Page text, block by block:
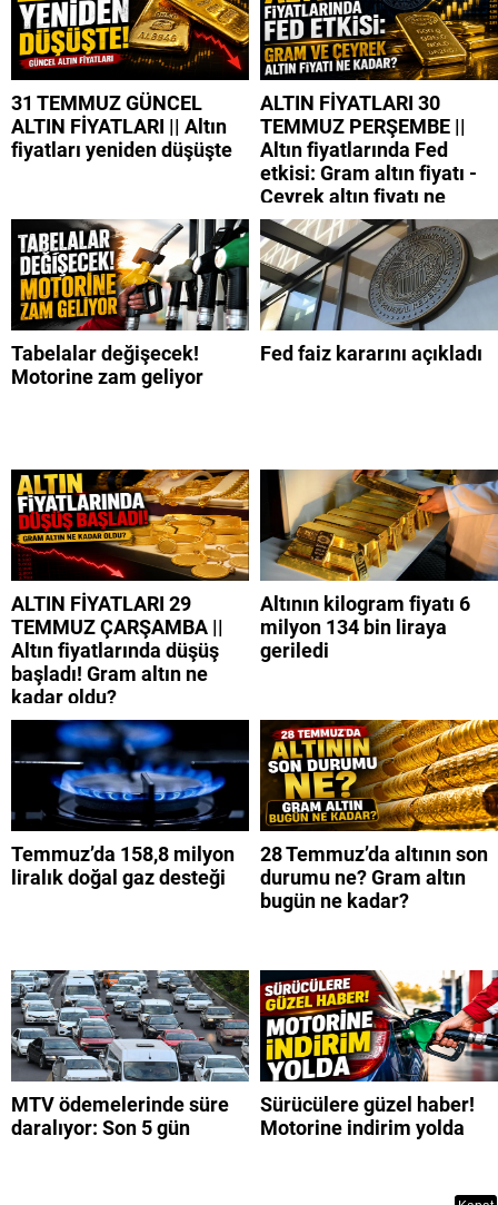
31 TEMMUZ GÜNCEL
ALTIN FİYATLARI || Altın
fiyatları yeniden düşüşte
ALTIN FİYATLARI 30
TEMMUZ PERŞEMBE ||
Altın fiyatlarında Fed
etkisi: Gram altın fiyatı -
Çeyrek altın fiyatı ne
kadar?
Tabelalar değişecek!
Motorine zam geliyor
Fed faiz kararını açıkladı
ALTIN FİYATLARI 29
TEMMUZ ÇARŞAMBA ||
Altın fiyatlarında düşüş
başladı! Gram altın ne
kadar oldu?
Altının kilogram fiyatı 6
milyon 134 bin liraya
geriledi
Temmuz’da 158,8 milyon
liralık doğal gaz desteği
28 Temmuz’da altının son
durumu ne? Gram altın
bugün ne kadar?
MTV ödemelerinde süre
daralıyor: Son 5 gün
Sürücülere güzel haber!
Motorine indirim yolda